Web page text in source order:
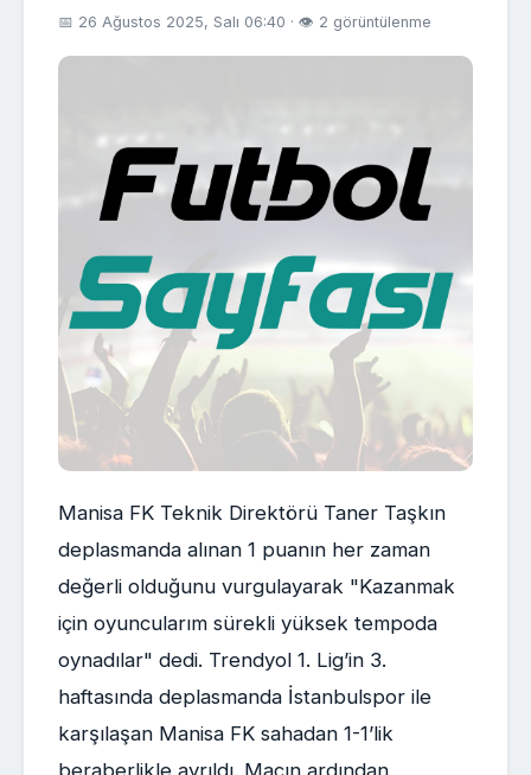
📅 26 Ağustos 2025, Salı 06:40 · 👁 2 görüntülenme
Manisa FK Teknik Direktörü Taner Taşkın
deplasmanda alınan 1 puanın her zaman
değerli olduğunu vurgulayarak "Kazanmak
için oyuncularım sürekli yüksek tempoda
oynadılar" dedi. Trendyol 1. Lig’in 3.
haftasında deplasmanda İstanbulspor ile
karşılaşan Manisa FK sahadan 1-1’lik
beraberlikle ayrıldı. Maçın ardından